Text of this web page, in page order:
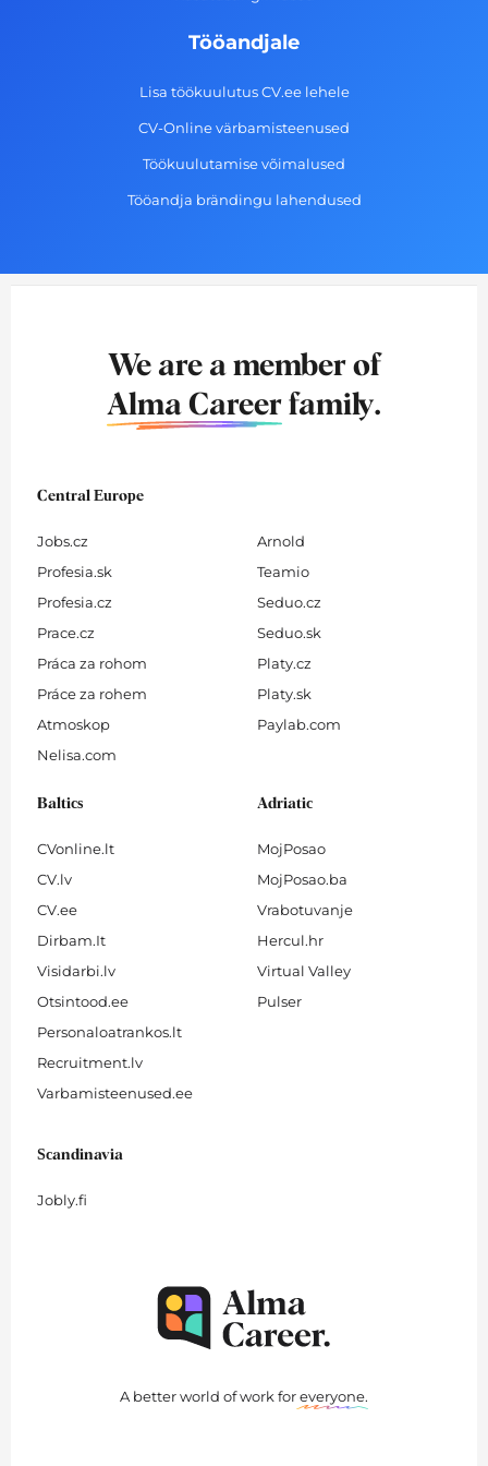
Tööandjale
Lisa töökuulutus CV.ee lehele
CV-Online värbamisteenused
Töökuulutamise võimalused
Tööandja brändingu lahendused
We are a member of
Alma Career family.
Central Europe
Jobs.cz
Profesia.sk
Profesia.cz
Prace.cz
Práca za rohom
Práce za rohem
Atmoskop
Nelisa.com
Arnold
Teamio
Seduo.cz
Seduo.sk
Platy.cz
Platy.sk
Paylab.com
Baltics
CVonline.lt
CV.lv
CV.ee
Dirbam.It
Visidarbi.lv
Otsintood.ee
Personaloatrankos.lt
Recruitment.lv
Varbamisteenused.ee
Adriatic
MojPosao
MojPosao.ba
Vrabotuvanje
Hercul.hr
Virtual Valley
Pulser
Scandinavia
Jobly.fi
A better world of work foreveryone.